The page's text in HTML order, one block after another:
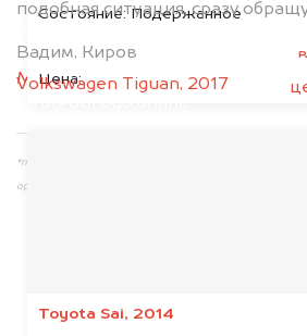
Состояние: Подержанное
Цена:
Toyota Sai, 2014
подобная ситуация, сразу
Вадим, Киров
Volkswagen Tiguan, 2017
+79584983298 по WhatsApp*,
MAXили на электронную почту
*принадлежит компании Meta Platforms, Inc.,
организацией и запрещённой на территории РФ